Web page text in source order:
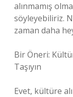
alınmamış
söyleyebiliriz.
zaman daha
Bir Öneri:
Taşıyın
Evet, kültüre